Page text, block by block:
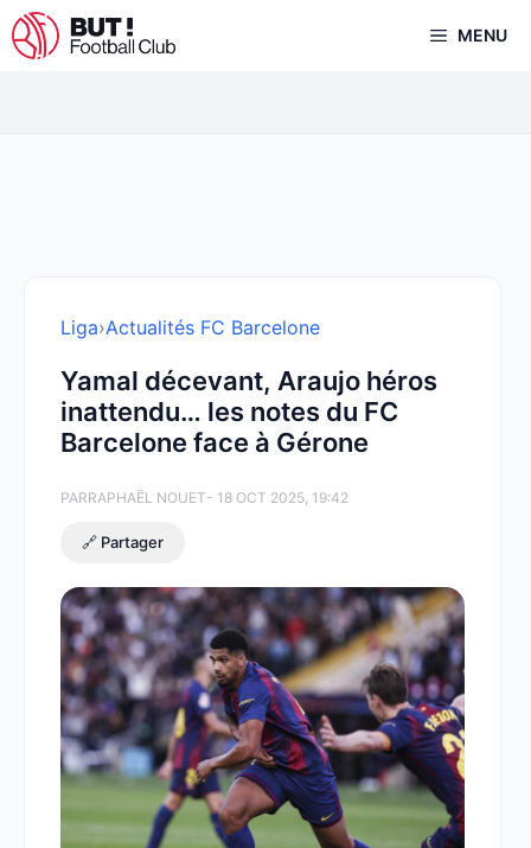
Aller
au
MENU
Liga›Actualités FC Barcelone
Yamal décevant, Araujo héros
inattendu… les notes du FC
Barcelone face à Gérone
PARRAPHAËL NOUET- 18 OCT 2025, 19:42
🔗 Partager